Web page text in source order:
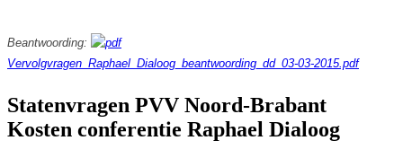
Beantwoording:
Vervolgvragen_Raphael_Dialoog_beantwoording_dd_03-03-2015.pdf
Statenvragen PVV Noord-Brabant
Kosten conferentie Raphael Dialoog